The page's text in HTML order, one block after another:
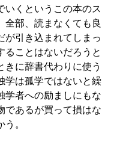
いくというこの本のス
全部、読まなくても良
が引き込まれてしまっ
ることはないだろうと
きに辞書代わりに使う
学は孤学ではないと繰
学者への励ましにもな
であるが買って損はな
。